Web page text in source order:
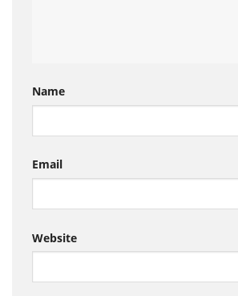
Name
Email
Website